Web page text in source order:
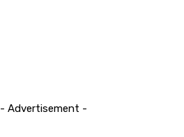
- Advertisement -